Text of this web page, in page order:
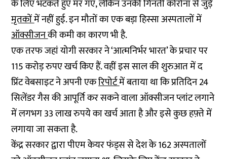
के लिए भटकते हुए मर गए, लेकिन उनकी गिनती कोरोना से जुड़े
मृतकोंमें नहीं हुई. इन मौतों का एक बड़ा हिस्सा अस्पतालों में
ऑक्सीजनकी कमी का कारण भी है.
एक तरफ जहां योगी सरकार ने ‘आत्मनिर्भर भारत’ के प्रचार पर
115 करोड़ रुपए खर्च किए हैं. वहीं इस साल की शुरुआत में द
प्रिंट वेबसाइट ने अपनी एकरिपोर्टमें बताया था कि प्रतिदिन 24
सिलेंडर गैस की आपूर्ति कर सकने वाला ऑक्सीजन प्लांट लगाने
में लगभग 33 लाख रुपये का खर्च आता है और इसे कुछ हफ़्ते में
लगाया जा सकता है.
केंद्र सरकार द्वारा पीएम केयर फंड्स से देश के 162 अस्पतालों